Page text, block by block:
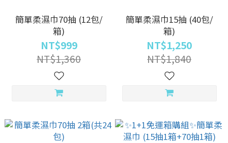
簡單柔濕巾70抽 (12包/
箱)
NT$999
NT$1,360
簡單柔濕巾15抽 (40包/
箱)
NT$1,250
NT$1,840